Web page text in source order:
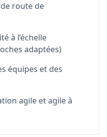
route de
à l’échelle
adaptées)
équipes et des
agile et agile à